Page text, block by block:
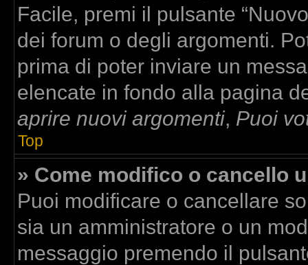
Facile, premi il pulsante
dei forum o degli argomenti.
prima di poter inviare un
elencate in fondo alla pagina
aprire nuovi argomenti, Puoi
Top
» Come modifico o cancello
Puoi modificare o cancellare
sia un amministratore o un
messaggio premendo il